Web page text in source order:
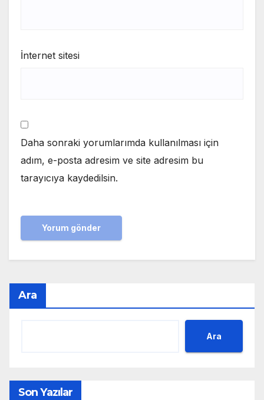
İnternet sitesi
Daha sonraki yorumlarımda kullanılması için
adım, e-posta adresim ve site adresim bu
tarayıcıya kaydedilsin.
Ara
Ara
Son Yazılar